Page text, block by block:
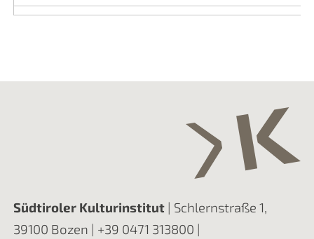
Südtiroler Kulturinstitut| Schlernstraße 1,
39100 Bozen | +39 0471 313800 |